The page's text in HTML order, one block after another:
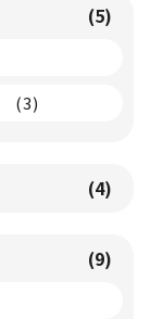
(5)
(3)
(4)
(9)